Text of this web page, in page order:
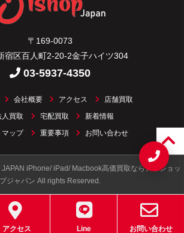
〒169-0073
宿区百人町2-20-2金子ハイツ304
03-5937-4350
会社概要 アクセス 店舗買取
人買取 宅配買取 新着情報
マップ 重要事項 お問い合わせ
iPhone/ iPad/ Macbook高価買取ならアイショッ
プジャパン All rights Reserved.
アクセス Line お問い合わせ